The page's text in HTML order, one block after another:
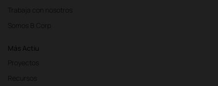
Trabaja con nosotros
Somos B Corp
Más Actiu
Proyectos
Recursos